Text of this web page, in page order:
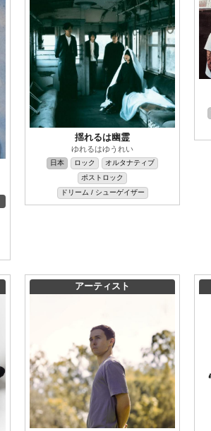
揺れるは幽霊
ゆれるはゆうれい
日本 ロック
オルタナティブ
ポストロック
ドリーム / シューゲイザー
アーティスト